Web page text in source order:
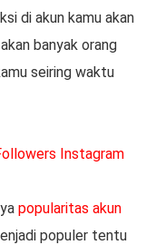
di akun kamu akan
banyak orang
seiring waktu
Instagram
popularitas akun
populer tentu